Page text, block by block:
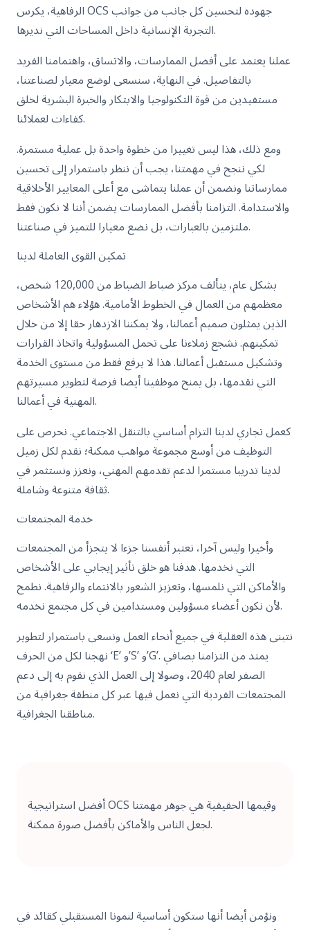
الرفاهية، يكرس OCS جهوده لتحسين كل جانب من جوانب
التجربة الإنسانية داخل المساحات التي نديرها.
عملنا يعتمد على أفضل الممارسات، والاتساق، واهتمامنا الفريد
بالتفاصيل. في النهاية، سنسعى لوضع معيار لصناعتنا،
مستفيدين من قوة التكنولوجيا والابتكار والخبرة البشرية لخلق
كفاءات لعملائنا.
ومع ذلك، هذا ليس تغييرا من خطوة واحدة بل عملية مستمرة.
لكي ننجح في مهمتنا، يجب أن ننظر باستمرار إلى تحسين
ممارساتنا ونضمن أن عملنا يتماشى مع أعلى المعايير الأخلاقية
والاستدامة. التزامنا بأفضل الممارسات يضمن أننا لا نكون فقط
ملتزمين بالعبارات، بل نضع معيارا للتميز في صناعتنا.
تمكين القوى العاملة لدينا
بشكل عام، يتألف مركز ضباط الضباط من 120,000 شخص،
معظمهم من العمال في الخطوط الأمامية. هؤلاء هم الأشخاص
الذين يمثلون صميم أعمالنا، ولا يمكننا الازدهار حقا إلا من خلال
تمكينهم. نشجع زملاءنا على تحمل المسؤولية واتخاذ القرارات
وتشكيل مستقبل أعمالنا. هذا لا يرفع فقط من مستوى الخدمة
التي نقدمها، بل يمنح موظفينا أيضا فرصة لتطوير مسيرتهم
المهنية في أعمالنا.
كعمل تجاري لدينا التزام أساسي بالتنقل الاجتماعي. نحرص على
التوظيف من أوسع مجموعة مواهب ممكنة؛ نقدم لكل زميل
لدينا تدريبا مستمرا لدعم تقدمهم المهني، ونعزز ونستثمر في
ثقافة متنوعة وشاملة.
خدمة المجتمعات
وأخيرا وليس آخرا، نعتبر أنفسنا جزءا لا يتجزأ من المجتمعات
التي نخدمها. هدفنا هو خلق تأثير إيجابي على الأشخاص
والأماكن التي نلمسها، وتعزيز الشعور بالانتماء والرفاهية. نطمح
لأن نكون أعضاء مسؤولين ومستدامين في كل مجتمع نخدمه.
نتبنى هذه العقلية في جميع أنحاء العمل ونسعى باستمرار لتطوير
نهجنا لكل من الحرف ‘E’ و’S’ و’G’. يمتد من التزامنا بصافي
الصفر لعام 2040، وصولا إلى العمل الذي نقوم به إلى دعم
المجتمعات الفردية التي نعمل فيها عبر كل منطقة جغرافية من
مناطقنا الجغرافية.
أفضل استراتيجية OCS وقيمها الحقيقية هي جوهر مهمتنا
لجعل الناس والأماكن بأفضل صورة ممكنة.
ونؤمن أيضا أنها ستكون أساسية لنمونا المستقبلي كقائد في